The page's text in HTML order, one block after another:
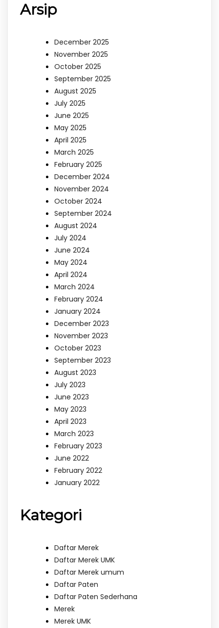
Arsip
December 2025
November 2025
October 2025
September 2025
August 2025
July 2025
June 2025
May 2025
April 2025
March 2025
February 2025
December 2024
November 2024
October 2024
September 2024
August 2024
July 2024
June 2024
May 2024
April 2024
March 2024
February 2024
January 2024
December 2023
November 2023
October 2023
September 2023
August 2023
July 2023
June 2023
May 2023
April 2023
March 2023
February 2023
June 2022
February 2022
January 2022
Kategori
Daftar Merek
Daftar Merek UMK
Daftar Merek umum
Daftar Paten
Daftar Paten Sederhana
Merek
Merek UMK